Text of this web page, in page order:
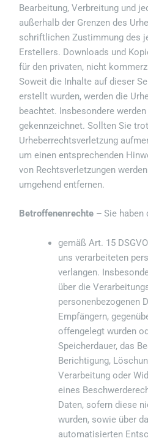
Bearbeitung, Verbreitung und
außerhalb der Grenzen des
schriftlichen Zustimmung des
Erstellers. Downloads und
für den privaten, nicht
Soweit die Inhalte auf dieser
erstellt wurden, werden die
beachtet. Insbesondere
gekennzeichnet. Sollten Sie
Urheberrechtsverletzung
um einen entsprechenden
von Rechtsverletzungen
umgehend entfernen.
Betroffenenrechte –Sie haben
gemäß Art. 15
uns verarbeiteten
verlangen.
über die
personenbezogenen
Empfängern,
offengelegt wurden
Speicherdauer, das
Berichtigung,
Verarbeitung oder
eines
Daten, sofern diese
wurden, sowie über
automatisierten